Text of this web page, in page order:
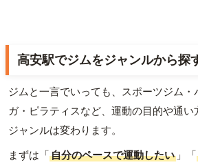
高安駅でジムをジャンルから探
ジムと一言でいっても、スポーツジム・
ガ・ピラティスなど、運動の目的や通
ジャンルは変わります。
まずは「自分のペースで運動したい 」「